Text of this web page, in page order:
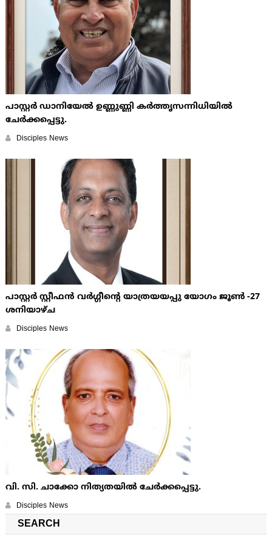
പാസ്റ്റർ ഡാനിയേൽ ഉണ്ണുണ്ണി കർത്തൃസന്നിധിയിൽ
ചേർക്കപ്പെട്ടു.
Disciples News
പാസ്റ്റർ സ്റ്റീഫൻ വർഗ്ഗീന്റെ യാത്രയയപ്പു യോഗം ജൂൺ -27
ശനിയാഴ്ച
Disciples News
വി. സി. ചാക്കോ നിത്യതയിൽ ചേർക്കപ്പെട്ടു.
Disciples News
SEARCH